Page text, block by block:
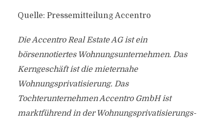
Quelle: Pressemitteilung Accentro
Die Accentro Real Estate AG ist ein
börsennotiertes Wohnungsunternehmen. Das
Kerngeschäft ist die mieternahe
Wohnungsprivatisierung. Das
Tochterunternehmen Accentro GmbH ist
marktführend in der Wohnungsprivatisierungs-